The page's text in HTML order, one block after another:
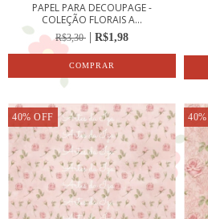
PAPEL PARA DECOUPAGE -
COLEÇÃO FLORAIS A...
R$3,30 R$1,98
40% OFF 40%